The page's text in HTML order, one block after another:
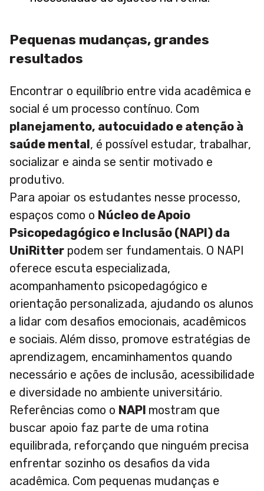
Pequenas mudanças, grandes
resultados
Encontrar o equilíbrio entre vida acadêmica e
social é um processo contínuo. Com
planejamento, autocuidado e atenção à
saúde mental, é possível estudar, trabalhar,
socializar e ainda se sentir motivado e
produtivo.
Para apoiar os estudantes nesse processo,
espaços como o Núcleo de Apoio
Psicopedagógico e Inclusão (NAPI) da
UniRitter podem ser fundamentais. O NAPI
oferece escuta especializada,
acompanhamento psicopedagógico e
orientação personalizada, ajudando os alunos
a lidar com desafios emocionais, acadêmicos
e sociais. Além disso, promove estratégias de
aprendizagem, encaminhamentos quando
necessário e ações de inclusão, acessibilidade
e diversidade no ambiente universitário.
Referências como o NAPI mostram que
buscar apoio faz parte de uma rotina
equilibrada, reforçando que ninguém precisa
enfrentar sozinho os desafios da vida
acadêmica. Com pequenas mudanças e